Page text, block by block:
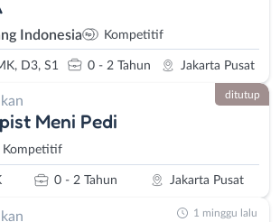
Indonesia Kompetitif
D3, S1 0 - 2 Tahun Jakarta Pusat
Meni Pedi
Kompetitif
0 - 2 Tahun Jakarta Pusat
ditutup
1 minggu lalu